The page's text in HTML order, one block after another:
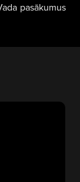
pasākumus